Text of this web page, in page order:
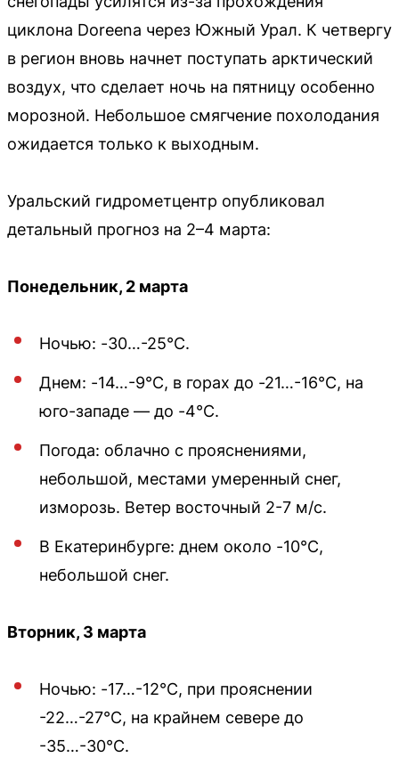
циклона Doreena через Южный Урал. К четвергу
в регион вновь начнет поступать арктический
воздух, что сделает ночь на пятницу особенно
морозной. Небольшое смягчение похолодания
ожидается только к выходным.
Уральский гидрометцентр опубликовал
детальный прогноз на 2–4 марта:
Понедельник, 2 марта
Ночью: -30…-25°С.
Днем: -14…-9°С, в горах до -21…-16°С, на
юго-западе — до -4°С.
Погода: облачно с прояснениями,
небольшой, местами умеренный снег,
изморозь. Ветер восточный 2-7 м/с.
В Екатеринбурге: днем около -10°С,
небольшой снег.
Вторник, 3 марта
Ночью: -17…-12°С, при прояснении
-22…-27°С, на крайнем севере до
-35…-30°С.